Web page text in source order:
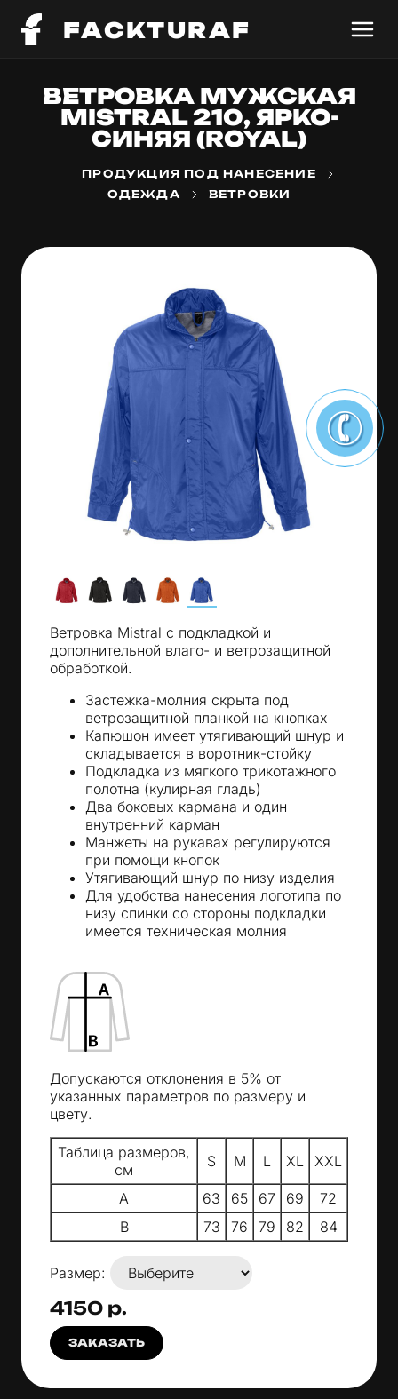
FACKTURAF
ВЕТРОВКА МУЖСКАЯ
MISTRAL 210, ЯРКО-
СИНЯЯ (ROYAL)
ПРОДУКЦИЯ ПОД НАНЕСЕНИЕ
ОДЕЖДА
ВЕТРОВКИ
Ветровка Mistral с подкладкой и
дополнительной влаго- и ветрозащитной
обработкой.
Застежка-молния скрыта под
ветрозащитной планкой на кнопках
Капюшон имеет утягивающий шнур и
складывается в воротник-стойку
Подкладка из мягкого трикотажного
полотна (кулирная гладь)
Два боковых кармана и один
внутренний карман
Манжеты на рукавах регулируются
при помощи кнопок
Утягивающий шнур по низу изделия
Для удобства нанесения логотипа по
низу спинки со стороны подкладки
имеется техническая молния
Допускаются отклонения в 5% от
указанных параметров по размеру и
цвету.
Таблица размеров,
см
S M L XL XXL
A 63 65 67 69
72
B
73 76 79 82 84
Размер:
4150 р.
ЗАКАЗАТЬ